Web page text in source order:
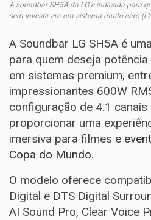
A soundbar SH5A da LG é indicada para
sem investir em um sistema muito caro
A Soundbar LG SH5A é
para quem deseja
em sistemas premium,
impressionantes 600W
configuração de 4.1
proporcionar uma
imersiva para filmes e
Copa do Mundo.
O modelo oferece
Digital e DTS Digital
AI Sound Pro, Clear Voice